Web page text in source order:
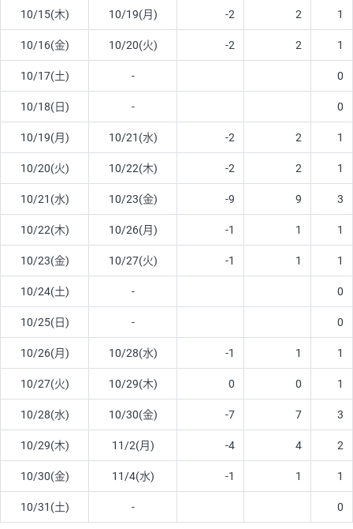
10/15(木) 10/19(月) -2 2 1
10/16(金) 10/20(火) -2 2 1
10/17(土) - 0
10/18(日) - 0
10/19(月) 10/21(水) -2 2 1
10/20(火) 10/22(木) -2 2 1
10/21(水) 10/23(金) -9 9 3
10/22(木) 10/26(月) -1 1 1
10/23(金) 10/27(火) -1 1 1
10/24(土) - 0
10/25(日) - 0
10/26(月) 10/28(水) -1 1 1
10/27(火) 10/29(木) 0 0 1
10/28(水) 10/30(金) -7 7 3
10/29(木) 11/2(月) -4 4 2
10/30(金) 11/4(水) -1 1 1
10/31(土) - 0